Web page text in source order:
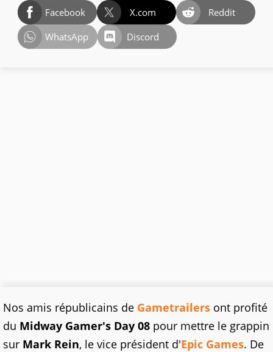
Facebook X.com
Reddit
WhatsApp
Discord
Nos amis républicains de Gametrailers ont profité
du Midway Gamer's Day 08 pour mettre le grappin
sur Mark Rein, le vice président d'Epic Games. De